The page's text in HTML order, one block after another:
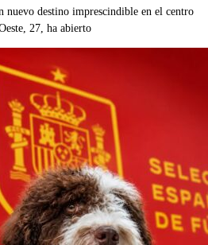
nuevo destino imprescindible en el centro
27, ha abierto